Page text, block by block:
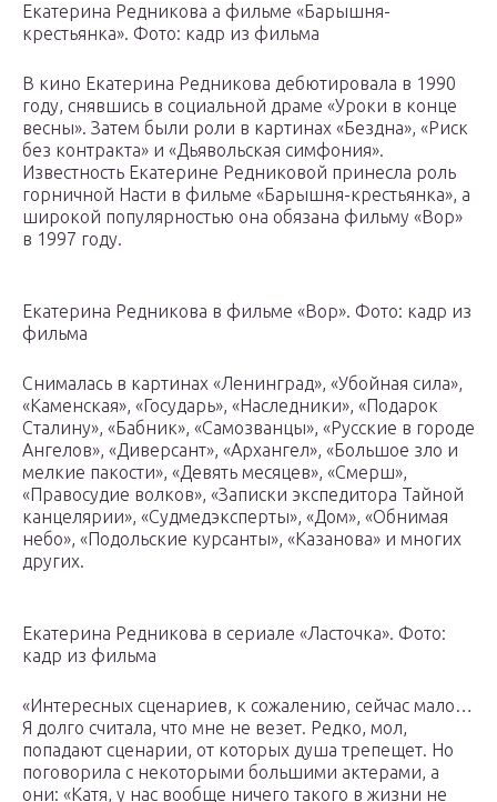
Екатерина Редникова а фильме «Барышня-
крестьянка». Фото: кадр из фильма
В кино Екатерина Редникова дебютировала в 1990
году, снявшись в социальной драме «Уроки в конце
весны». Затем были роли в картинах «Бездна», «Риск
без контракта» и «Дьявольская симфония».
Известность Екатерине Редниковой принесла роль
горничной Насти в фильме «Барышня-крестьянка», а
широкой популярностью она обязана фильму «Вор»
в 1997 году.
Екатерина Редникова в фильме «Вор». Фото: кадр из
фильма
Снималась в картинах «Ленинград», «Убойная сила»,
«Каменская», «Государь», «Наследники», «Подарок
Сталину», «Бабник», «Самозванцы», «Русские в городе
Ангелов», «Диверсант», «Архангел», «Большое зло и
мелкие пакости», «Девять месяцев», «Смерш»,
«Правосудие волков», «Записки экспедитора Тайной
канцелярии», «Судмедэксперты», «Дом», «Обнимая
небо», «Подольские курсанты», «Казанова» и многих
других.
Екатерина Редникова в сериале «Ласточка». Фото:
кадр из фильма
«Интересных сценариев, к сожалению, сейчас мало…
Я долго считала, что мне не везет. Редко, мол,
попадают сценарии, от которых душа трепещет. Но
поговорила с некоторыми большими актерами, а
они: «Катя, у нас вообще ничего такого в жизни не